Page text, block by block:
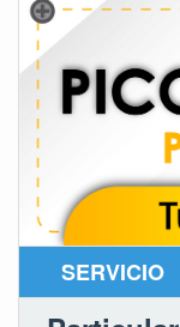
SERVICIO